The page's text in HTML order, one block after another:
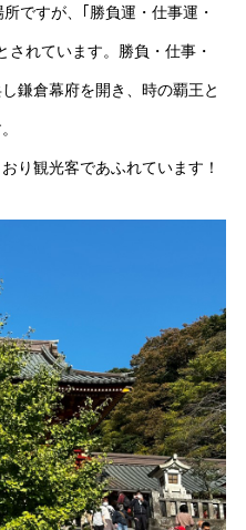
ですが、｢勝負運・仕事運・
されています。勝負・仕事・
鎌倉幕府を開き、時の覇王と
り観光客であふれています！